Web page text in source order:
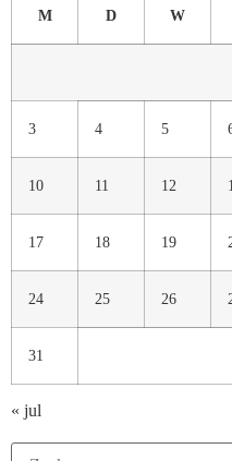
M D W
3 4 5
10 11 12
17 18 19
24 25 26
31
« jul